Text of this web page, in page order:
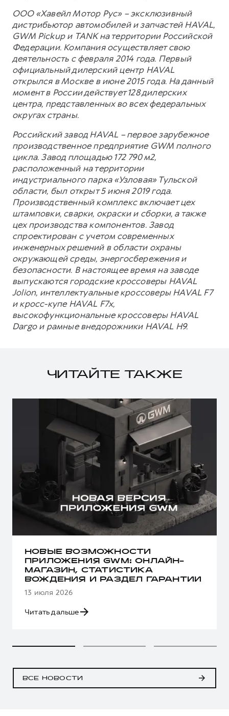
ООО «Хавейл Мотор Рус» – эксклюзивный
дистрибьютор автомобилей и запчастей HAVAL,
GWM Pickup и TANK на территории Российской
Федерации. Компания осуществляет свою
деятельность с февраля 2014 года. Первый
официальный дилерский центр HAVAL
открылся в Москве в июне 2015 года. На данный
момент в России действует 128 дилерских
центра, представленных во всех федеральных
округах страны.
Российский завод HAVAL – первое зарубежное
производственное предприятие GWM полного
цикла. Завод площадью 172 790 м2,
расположенный на территории
индустриального парка «Узловая» Тульской
области, был открыт 5 июня 2019 года.
Производственный комплекс включает цех
штамповки, сварки, окраски и сборки, а также
цех производства компонентов. Завод
спроектирован с учетом современных
инженерных решений в области охраны
окружающей среды, энергосбережения и
безопасности. В настоящее время на заводе
выпускаются городские кроссоверы HAVAL
Jolion, интеллектуальные кроссоверы HAVAL F7
и кросс-купе HAVAL F7x,
высокофункциональные кроссоверы HAVAL
Dargo и рамные внедорожники HAVAL H9.
ЧИТАЙТЕ ТАКЖЕ
НОВЫЕ ВОЗМОЖНОСТИ
ПРИЛОЖЕНИЯ GWM: ОНЛАЙН-
МАГАЗИН, СТАТИСТИКА
ВОЖДЕНИЯ И РАЗДЕЛ ГАРАНТИИ
13 июля 2026
Читать дальше
ВСЕ НОВОСТИ